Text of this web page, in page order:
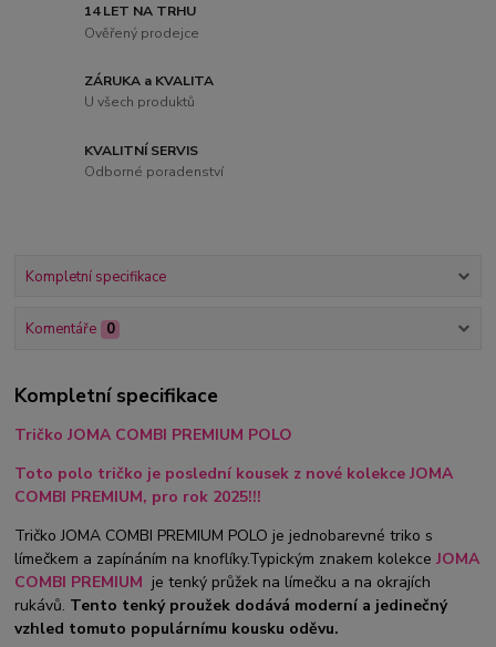
14 LET NA TRHU
Ověřený prodejce
ZÁRUKA a KVALITA
U všech produktů
KVALITNÍ SERVIS
Odborné poradenství
Kompletní specifikace
Komentáře 0
Kompletní specifikace
Tričko JOMA COMBI PREMIUM POLO
Toto polo tričko je poslední kousek z nové kolekce JOMA
COMBI PREMIUM, pro rok 2025!!!
Tričko JOMA COMBI PREMIUM POLO je jednobarevné triko s
límečkem a zapínáním na knoflíky.Typickým znakem kolekceJOMA
COMBI PREMIUM je tenký průžek na límečku a na okrajích
rukávů. Tento tenký proužek dodává moderní a jedinečný
vzhled tomuto populárnímu kousku oděvu.